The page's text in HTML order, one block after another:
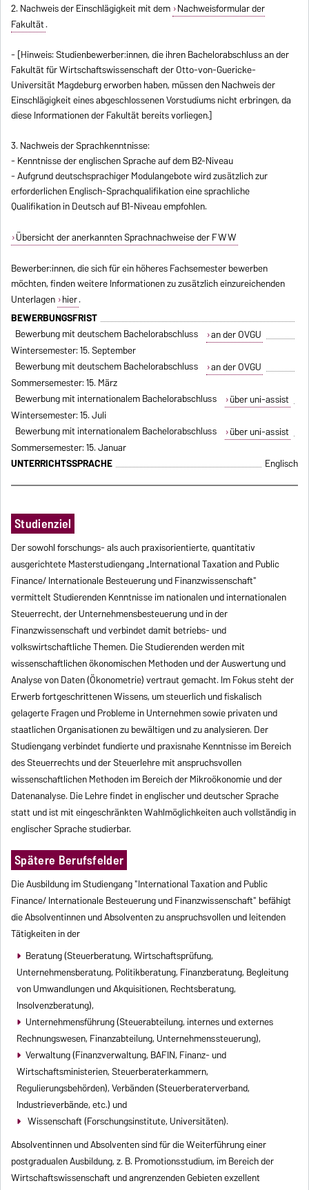
2. Nachweis der Einschlägigkeit mit dem Nachweisformular der
Fakultät.
- [Hinweis: Studienbewerber:innen, die ihren Bachelorabschluss an der
Fakultät für Wirtschaftswissenschaft der Otto-von-Guericke-
Universität Magdeburg erworben haben, müssen den Nachweis der
Einschlägigkeit eines abgeschlossenen Vorstudiums nicht erbringen, da
diese Informationen der Fakultät bereits vorliegen.]
3. Nachweis der Sprachkenntnisse:
- Kenntnisse der englischen Sprache auf dem B2-Niveau
- Aufgrund deutschsprachiger Modulangebote wird zusätzlich zur
erforderlichen Englisch-Sprachqualifikation eine sprachliche
Qualifikation in Deutsch auf B1-Niveau empfohlen.
Übersicht der anerkannten Sprachnachweise der FWW
Bewerber:innen, die sich für ein höheres Fachsemester bewerben
möchten, finden weitere Informationen zu zusätzlich einzureichenden
Unterlagen hier.
BEWERBUNGSFRIST
Bewerbung mit deutschem Bachelorabschluss
an der OVGU
Wintersemester: 15. September
Bewerbung mit deutschem Bachelorabschluss
an der OVGU
Sommersemester: 15. März
Bewerbung mit internationalem Bachelorabschluss
über uni-assist
Wintersemester: 15. Juli
Bewerbung mit internationalem Bachelorabschluss
über uni-assist
Sommersemester: 15. Januar
UNTERRICHTSSPRACHE
Englisch
Studienziel
Der sowohl forschungs- als auch praxisorientierte, quantitativ
ausgerichtete Masterstudiengang „International Taxation and Public
Finance/ Internationale Besteuerung und Finanzwissenschaft"
vermittelt Studierenden Kenntnisse im nationalen und internationalen
Steuerrecht, der Unternehmensbesteuerung und in der
Finanzwissenschaft und verbindet damit betriebs- und
volkswirtschaftliche Themen. Die Studierenden werden mit
wissenschaftlichen ökonomischen Methoden und der Auswertung und
Analyse von Daten (Ökonometrie) vertraut gemacht. Im Fokus steht der
Erwerb fortgeschrittenen Wissens, um steuerlich und fiskalisch
gelagerte Fragen und Probleme in Unternehmen sowie privaten und
staatlichen Organisationen zu bewältigen und zu analysieren. Der
Studiengang verbindet fundierte und praxisnahe Kenntnisse im Bereich
des Steuerrechts und der Steuerlehre mit anspruchsvollen
wissenschaftlichen Methoden im Bereich der Mikroökonomie und der
Datenanalyse. Die Lehre findet in englischer und deutscher Sprache
statt und ist mit eingeschränkten Wahlmöglichkeiten auch vollständig in
englischer Sprache studierbar.
Spätere Berufsfelder
Die Ausbildung im Studiengang "International Taxation and Public
Finance/ Internationale Besteuerung und Finanzwissenschaft" befähigt
die Absolventinnen und Absolventen zu anspruchsvollen und leitenden
Tätigkeiten in der
Beratung (Steuerberatung, Wirtschaftsprüfung,
Unternehmensberatung, Politikberatung, Finanzberatung, Begleitung
von Umwandlungen und Akquisitionen, Rechtsberatung,
Insolvenzberatung),
Unternehmensführung (Steuerabteilung, internes und externes
Rechnungswesen, Finanzabteilung, Unternehmenssteuerung),
Verwaltung (Finanzverwaltung, BAFIN, Finanz- und
Wirtschaftsministerien, Steuerberaterkammern,
Regulierungsbehörden), Verbänden (Steuerberaterverband,
Industrieverbände, etc.) und
Wissenschaft (Forschungsinstitute, Universitäten).
Absolventinnen und Absolventen sind für die Weiterführung einer
postgradualen Ausbildung, z. B. Promotionsstudium, im Bereich der
Wirtschaftswissenschaft und angrenzenden Gebieten exzellent